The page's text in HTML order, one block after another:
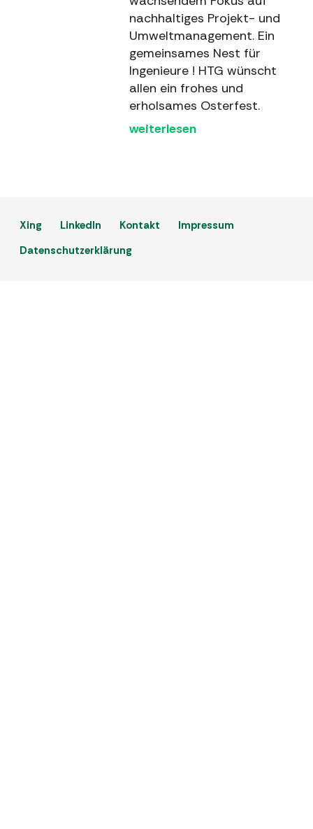
nachhaltiges Projekt- und
Umweltmanagement. Ein
gemeinsames Nest für
Ingenieure ! HTG wünscht
allen ein frohes und
erholsames Osterfest.
weiterlesen
Xing LinkedIn Kontakt
Impressum
Datenschutzerklärung